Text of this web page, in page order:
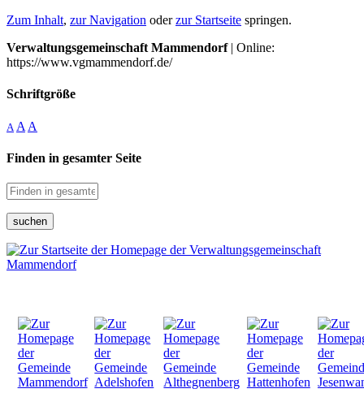
Zum Inhalt, zur Navigation oderzur Startseite springen.
Verwaltungsgemeinschaft Mammendorf| Online:
https://www.vgmammendorf.de/
Schriftgröße
A A A
Finden in gesamter Seite
suchen